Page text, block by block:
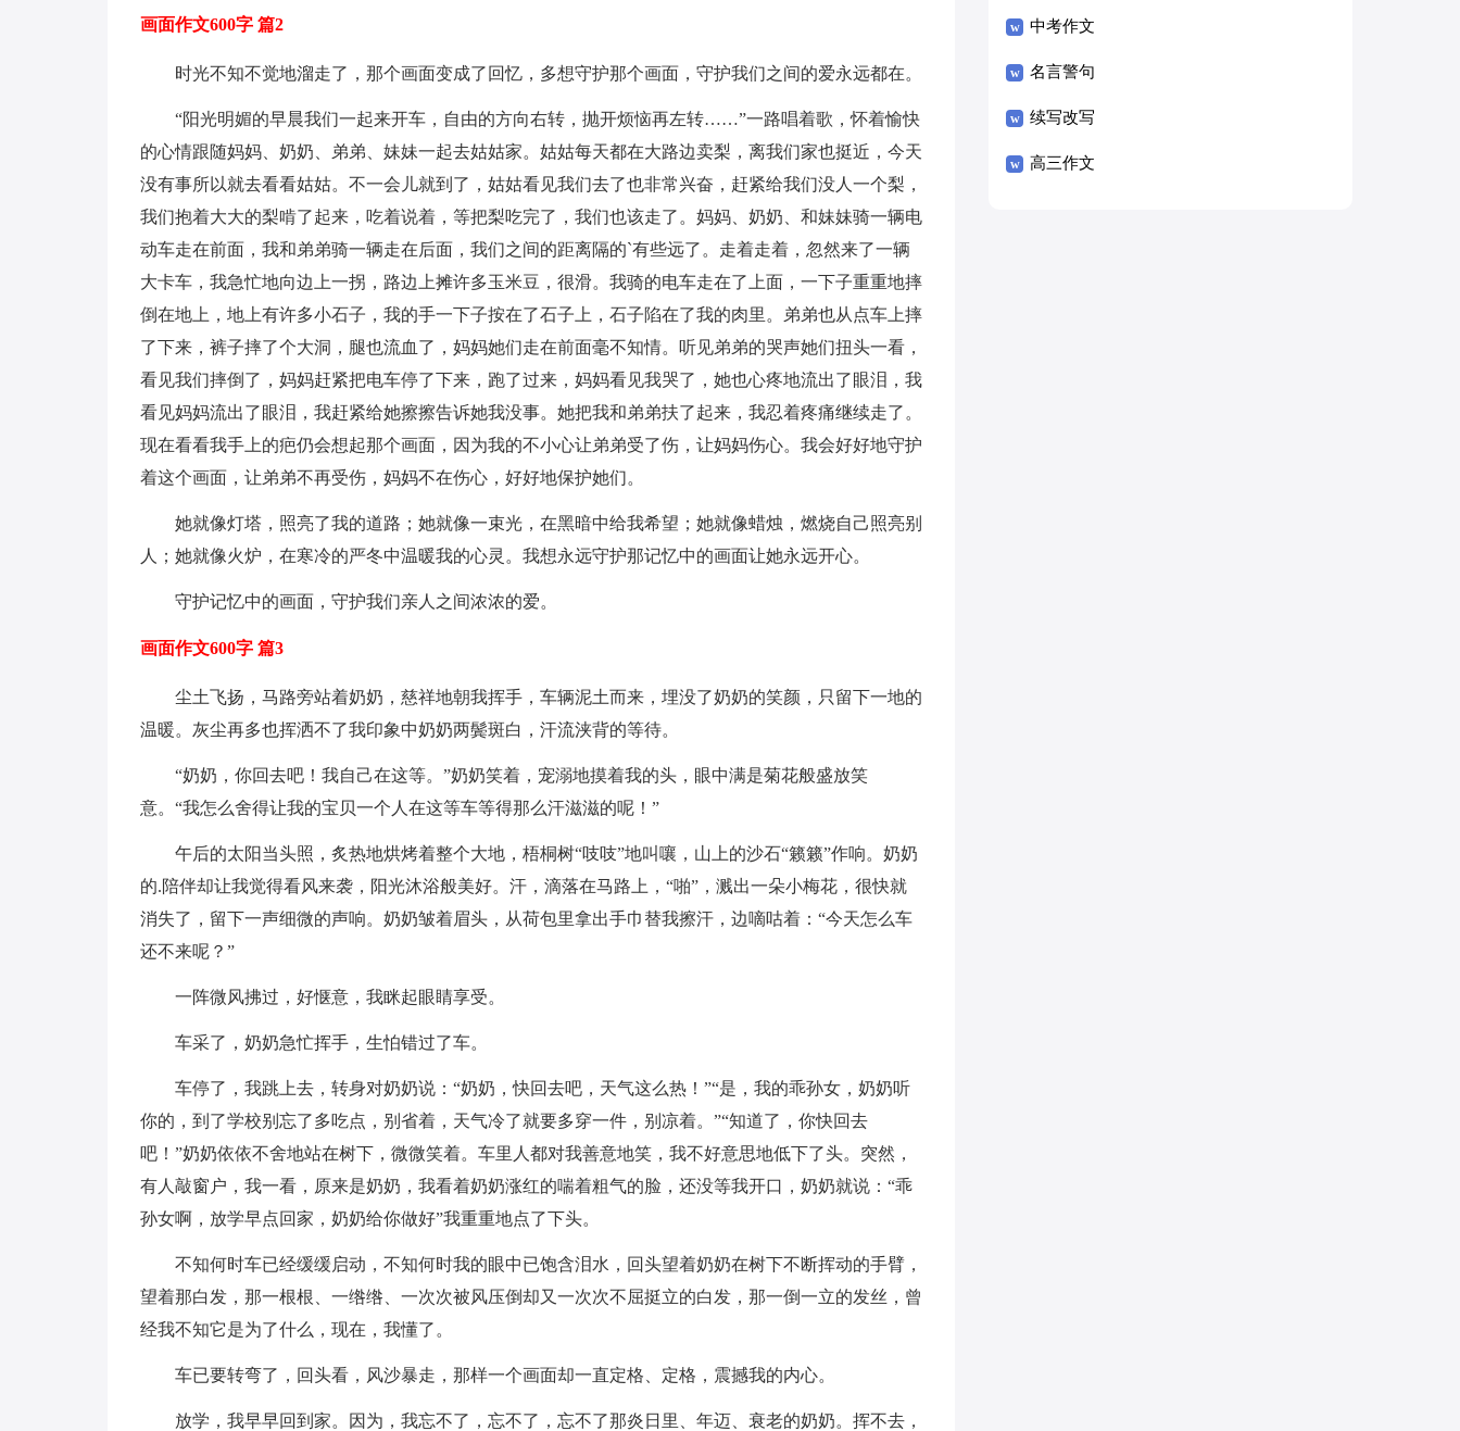
画面作文600字 篇2
时光不知不觉地溜走了，那个画面变成了回忆，多想守护那个画面，守护我们之间的爱永远都在。
“阳光明媚的早晨我们一起来开车，自由的方向右转，抛开烦恼再左转……”一路唱着歌，怀着愉快
的心情跟随妈妈、奶奶、弟弟、妹妹一起去姑姑家。姑姑每天都在大路边卖梨，离我们家也挺近，今天
没有事所以就去看看姑姑。不一会儿就到了，姑姑看见我们去了也非常兴奋，赶紧给我们没人一个梨，
我们抱着大大的梨啃了起来，吃着说着，等把梨吃完了，我们也该走了。妈妈、奶奶、和妹妹骑一辆电
动车走在前面，我和弟弟骑一辆走在后面，我们之间的距离隔的`有些远了。走着走着，忽然来了一辆
大卡车，我急忙地向边上一拐，路边上摊许多玉米豆，很滑。我骑的电车走在了上面，一下子重重地摔
倒在地上，地上有许多小石子，我的手一下子按在了石子上，石子陷在了我的肉里。弟弟也从点车上摔
了下来，裤子摔了个大洞，腿也流血了，妈妈她们走在前面毫不知情。听见弟弟的哭声她们扭头一看，
看见我们摔倒了，妈妈赶紧把电车停了下来，跑了过来，妈妈看见我哭了，她也心疼地流出了眼泪，我
看见妈妈流出了眼泪，我赶紧给她擦擦告诉她我没事。她把我和弟弟扶了起来，我忍着疼痛继续走了。
现在看看我手上的疤仍会想起那个画面，因为我的不小心让弟弟受了伤，让妈妈伤心。我会好好地守护
着这个画面，让弟弟不再受伤，妈妈不在伤心，好好地保护她们。
她就像灯塔，照亮了我的道路；她就像一束光，在黑暗中给我希望；她就像蜡烛，燃烧自己照亮别
人；她就像火炉，在寒冷的严冬中温暖我的心灵。我想永远守护那记忆中的画面让她永远开心。
守护记忆中的画面，守护我们亲人之间浓浓的爱。
画面作文600字 篇3
尘土飞扬，马路旁站着奶奶，慈祥地朝我挥手，车辆泥土而来，埋没了奶奶的笑颜，只留下一地的
温暖。灰尘再多也挥洒不了我印象中奶奶两鬓斑白，汗流浃背的等待。
“奶奶，你回去吧！我自己在这等。”奶奶笑着，宠溺地摸着我的头，眼中满是菊花般盛放笑
意。“我怎么舍得让我的宝贝一个人在这等车等得那么汗滋滋的呢！”
午后的太阳当头照，炙热地烘烤着整个大地，梧桐树“吱吱”地叫嚷，山上的沙石“籁籁”作响。奶奶
的.陪伴却让我觉得看风来袭，阳光沐浴般美好。汗，滴落在马路上，“啪”，溅出一朵小梅花，很快就
消失了，留下一声细微的声响。奶奶皱着眉头，从荷包里拿出手巾替我擦汗，边嘀咕着：“今天怎么车
还不来呢？”
一阵微风拂过，好惬意，我眯起眼睛享受。
车采了，奶奶急忙挥手，生怕错过了车。
车停了，我跳上去，转身对奶奶说：“奶奶，快回去吧，天气这么热！”“是，我的乖孙女，奶奶听
你的，到了学校别忘了多吃点，别省着，天气冷了就要多穿一件，别凉着。”“知道了，你快回去
吧！”奶奶依依不舍地站在树下，微微笑着。车里人都对我善意地笑，我不好意思地低下了头。突然，
有人敲窗户，我一看，原来是奶奶，我看着奶奶涨红的喘着粗气的脸，还没等我开口，奶奶就说：“乖
孙女啊，放学早点回家，奶奶给你做好”我重重地点了下头。
不知何时车已经缓缓启动，不知何时我的眼中已饱含泪水，回头望着奶奶在树下不断挥动的手臂，
望着那白发，那一根根、一绺绺、一次次被风压倒却又一次次不屈挺立的白发，那一倒一立的发丝，曾
经我不知它是为了什么，现在，我懂了。
车已要转弯了，回头看，风沙暴走，那样一个画面却一直定格、定格，震撼我的内心。
放学，我早早回到家。因为，我忘不了，忘不了，忘不了那炎日里、年迈、衰老的奶奶。挥不去，
中考作文
名言警句
续写改写
高三作文